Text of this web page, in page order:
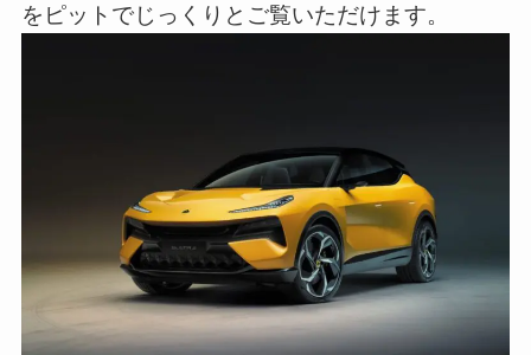
をピットでじっくりとご覧いただけます。